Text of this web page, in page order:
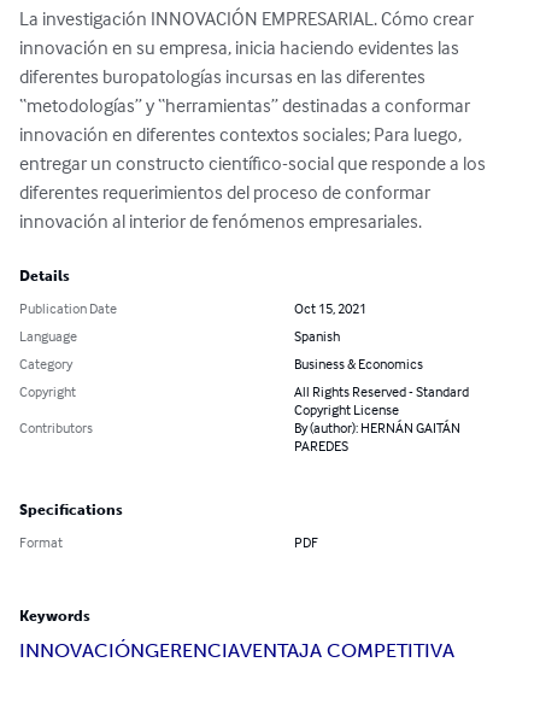
La investigación INNOVACIÓN EMPRESARIAL. Cómo crear
innovación en su empresa, inicia haciendo evidentes las
diferentes buropatologías incursas en las diferentes
“metodologías” y “herramientas” destinadas a conformar
innovación en diferentes contextos sociales; Para luego,
entregar un constructo científico-social que responde a los
diferentes requerimientos del proceso de conformar
innovación al interior de fenómenos empresariales.
Details
Publication Date
Oct 15, 2021
Language
Spanish
Category
Business & Economics
Copyright
All Rights Reserved - Standard
Copyright License
Contributors
By (author): HERNÁN GAITÁN
PAREDES
Specifications
Format PDF
Keywords
INNOVACIÓNGERENCIAVENTAJA COMPETITIVA